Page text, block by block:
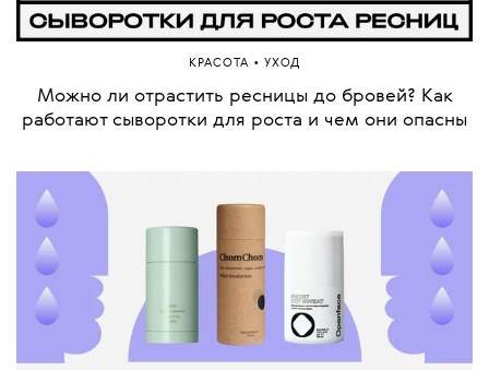
КРАСОТА • УХОД
Можно ли отрастить ресницы до бровей? Как
работают сыворотки для роста и чем они опасны